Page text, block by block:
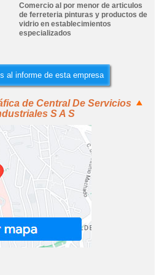
Comercio al por menor de articulos
de ferreteria pinturas y productos de
vidrio en establecimientos
especializados
al informe de esta empresa
de Central De Servicios
S A S